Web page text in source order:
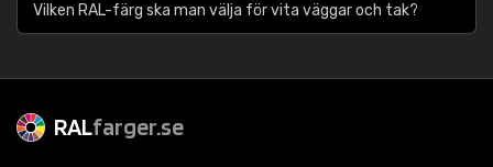
Vilken RAL-färg ska man välja för vita väggar och tak?
RALfarger.se